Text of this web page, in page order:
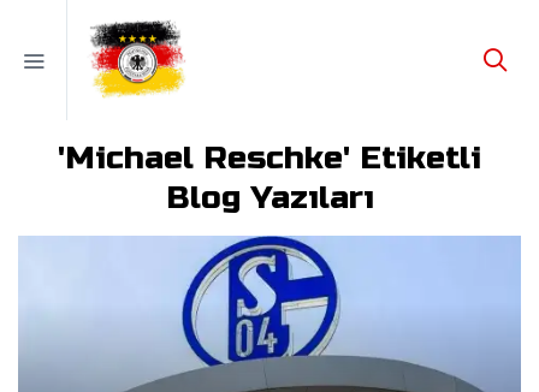
'Michael Reschke' Etiketli
Blog Yazıları